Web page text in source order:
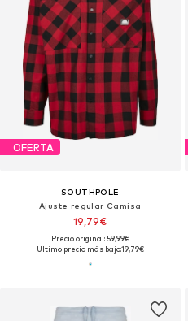
OFERTA
SOUTHPOLE
Ajuste regular Camisa
19,79€
Precio original: 59,99€
Último precio más bajo:19,79€